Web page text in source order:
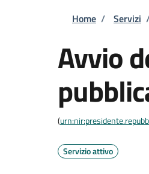
Home / Servizi
Avvio
(
Servizio attivo